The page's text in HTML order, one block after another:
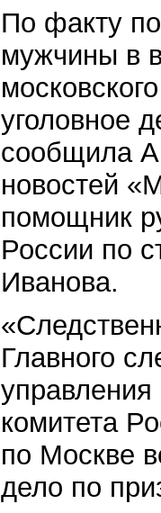
По факту
мужчины в
уголовное
сообщила
новостей
помощник
России по
Иванова.
Главного
управления
комитета
по Москве
дело по